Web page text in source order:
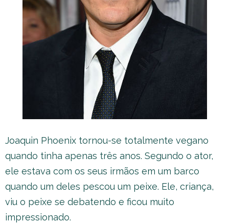
Joaquin Phoenix tornou-se totalmente vegano
quando tinha apenas três anos. Segundo o ator,
ele estava com os seus irmãos em um barco
quando um deles pescou um peixe. Ele, criança,
viu o peixe se debatendo e ficou muito
impressionado.